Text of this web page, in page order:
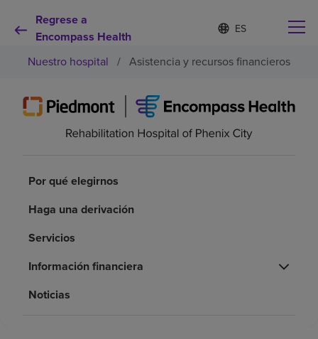
Regrese a
Encompass Health
Lista
de
idiomas
contraída
d
o
s
e
l
Pacientes y cuidadores
Recursos de salud
Nuestro hospital / Asistencia y recursos financieros
Por qué elegirnos
Haga una derivación
Servicios
Información financiera
Noticias